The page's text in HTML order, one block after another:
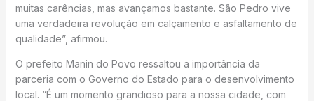
muitas carências, mas avançamos bastante. São Pedro vive
uma verdadeira revolução em calçamento e asfaltamento de
qualidade”, afirmou.
O prefeito Manin do Povo ressaltou a importância da
parceria com o Governo do Estado para o desenvolvimento
local. “É um momento grandioso para a nossa cidade, com